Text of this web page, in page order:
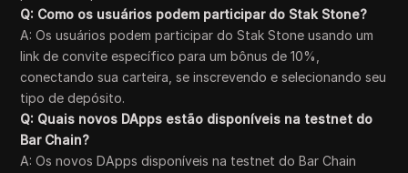
Q: Como os usuários podem participar do Stak Stone?
A: Os usuários podem participar do Stak Stone usando um
link de convite específico para um bônus de 10%,
conectando sua carteira, se inscrevendo e selecionando seu
tipo de depósito.
Q: Quais novos DApps estão disponíveis na testnet do
Bar Chain?
A: Os novos DApps disponíveis na testnet do Bar Chain